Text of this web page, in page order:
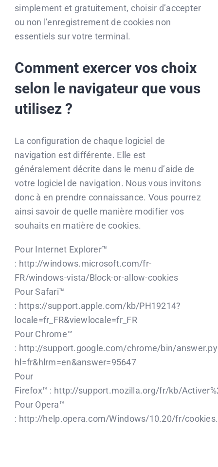
simplement et gratuitement, choisir d’accepter
ou non l’enregistrement de cookies non
essentiels sur votre terminal.
Comment exercer vos choix
selon le navigateur que vous
utilisez ?
La configuration de chaque logiciel de
navigation est différente. Elle est
généralement décrite dans le menu d’aide de
votre logiciel de navigation. Nous vous invitons
donc à en prendre connaissance. Vous pourrez
ainsi savoir de quelle manière modifier vos
souhaits en matière de cookies.
Pour Internet Explorer™
: http://windows.microsoft.com/fr-
FR/windows-vista/Block-or-allow-cookies
Pour Safari™
: https://support.apple.com/kb/PH19214?
locale=fr_FR&viewlocale=fr_FR
Pour Chrome™
: http://support.google.com/chrome/bin/
hl=fr&hlrm=en&answer=95647
Pour
Firefox™ : http://support.mozilla.org/fr/kb/
Pour Opera™
: http://help.opera.com/Windows/10.20/fr/